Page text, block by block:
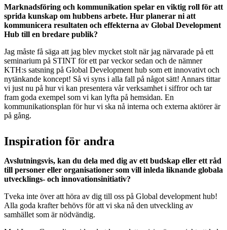
Marknadsföring och kommunikation spelar en viktig roll för att
sprida kunskap om hubbens arbete. Hur planerar ni att
kommunicera resultaten och effekterna av Global Development
Hub till en bredare publik?
Jag måste få säga att jag blev mycket stolt när jag närvarade på ett
seminarium på STINT för ett par veckor sedan och de nämner
KTH:s satsning på Global Development hub som ett innovativt och
nytänkande koncept! Så vi syns i alla fall på något sätt! Annars tittar
vi just nu på hur vi kan presentera vår verksamhet i siffror och tar
fram goda exempel som vi kan lyfta på hemsidan. En
kommunikationsplan för hur vi ska nå interna och externa aktörer är
på gång.
Inspiration för andra
Avslutningsvis, kan du dela med dig av ett budskap eller ett råd
till personer eller organisationer som vill inleda liknande globala
utvecklings- och innovationsinitiativ?
Tveka inte över att höra av dig till oss på Global development hub!
Alla goda krafter behövs för att vi ska nå den utveckling av
samhället som är nödvändig.